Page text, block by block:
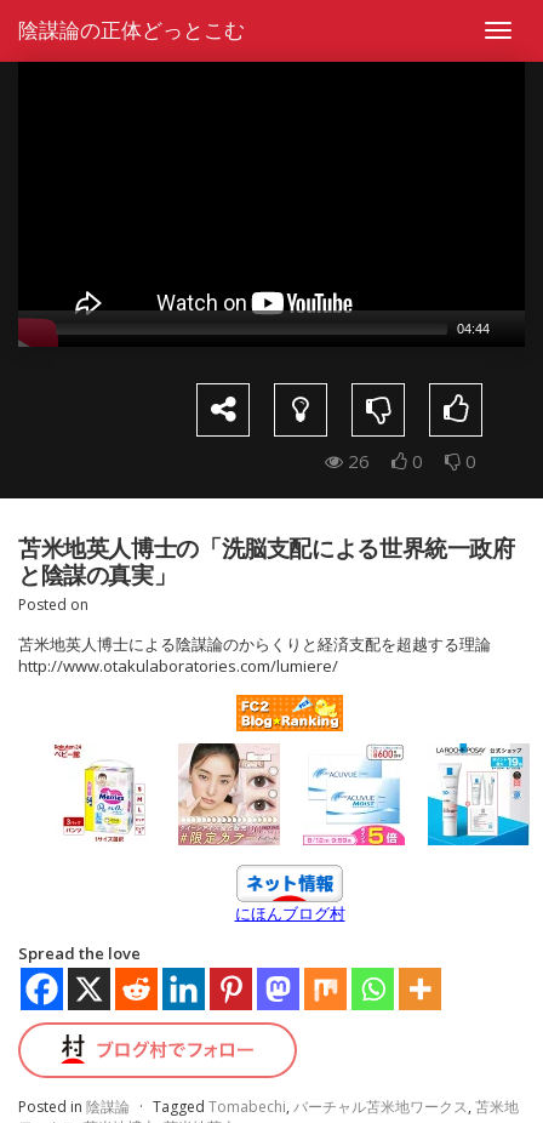
陰謀論の正体どっとこむ
04:44
26 0 0
苫米地英人博士の「洗脳支配による世界統一政府
と陰謀の真実」
Posted on
苫米地英人博士による陰謀論のからくりと経済支配を超越する理論
http://www.otakulaboratories.com/lumiere/
にほんブログ村
Spread the love
Posted in 陰謀論 · Tagged Tomabechi, バーチャル苫米地ワークス, 苫米地